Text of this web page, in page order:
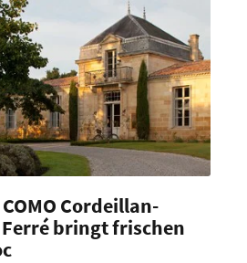
Cordeillan-
Ferré bringt frischen